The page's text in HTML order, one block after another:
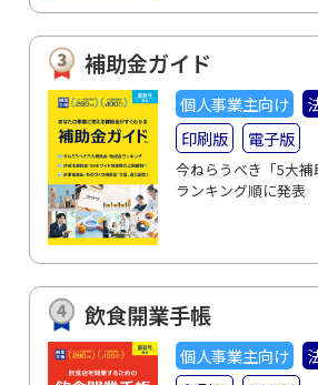
補助金ガイド
個人事業主向け
印刷版
電子版
今ねらうべき「5大
ランキング順に発表
飲食開業手帳
個人事業主向け